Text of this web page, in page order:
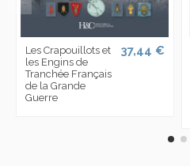
Les Crapouillots et
les Engins de
Tranchée Français
de la Grande
Guerre
37,44 €